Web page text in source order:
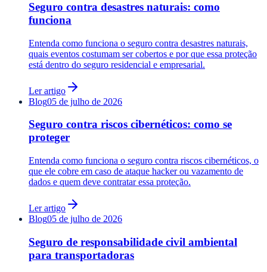
Seguro contra desastres naturais: como
funciona
Entenda como funciona o seguro contra desastres naturais,
quais eventos costumam ser cobertos e por que essa proteção
está dentro do seguro residencial e empresarial.
Ler artigo
Blog05 de julho de 2026
Seguro contra riscos cibernéticos: como se
proteger
Entenda como funciona o seguro contra riscos cibernéticos, o
que ele cobre em caso de ataque hacker ou vazamento de
dados e quem deve contratar essa proteção.
Ler artigo
Blog05 de julho de 2026
Seguro de responsabilidade civil ambiental
para transportadoras